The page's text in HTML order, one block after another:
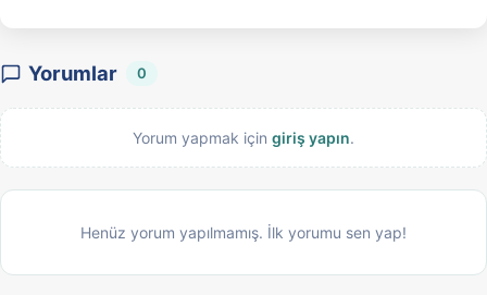
Yorumlar 0
Yorum yapmak için giriş yapın.
Henüz yorum yapılmamış. İlk yorumu sen yap!